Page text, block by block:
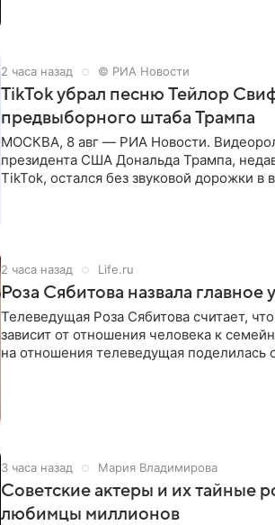
2 часа назад © РИА Новости
TikTok убрал песню Тейлор
предвыборного штаба Трампа
МОСКВА, 8 авг — РИА Новости.
президента США Дональда Трампа,
TikTok, остался без звуковой дорожки в
2 часа назад Life.ru
Роза Сябитова назвала главное
Телеведущая Роза Сябитова считает,
зависит от отношения человека к
на отношения телеведущая поделилась
3 часа назад Мария Владимирова
Советские актеры и их тайные
любимцы миллионов